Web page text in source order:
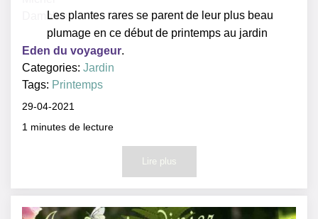
Les plantes rares se parent de leur plus beau
plumage en ce début de printemps au jardin
Eden du voyageur.
Categories:Jardin
Tags: Printemps
29-04-2021
1 minutes de lecture
Lire plus